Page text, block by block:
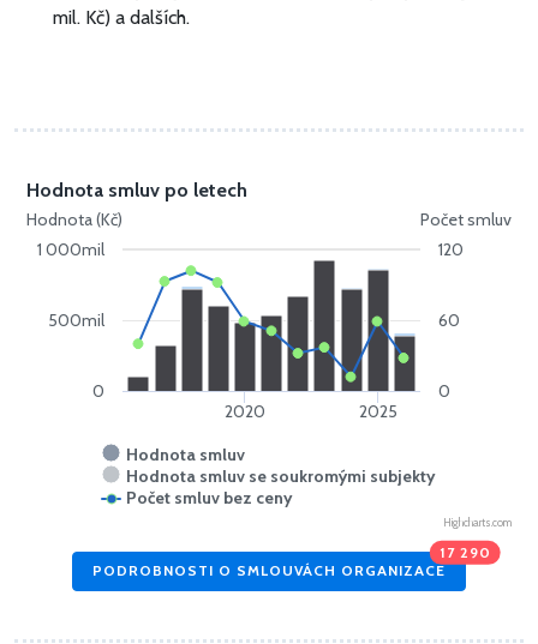
mil. Kč) a dalších.
Hodnota (Kč) Počet smluv
Hodnota smluv po letech
Hodnota smluv
Hodnota smluv se soukromými subjekty
Počet smluv bez ceny
2020 2025
0
500mil
1 000mil
0
60
120
Highcharts.com
PODROBNOSTI O SMLOUVÁCH ORGANIZACE
17 290